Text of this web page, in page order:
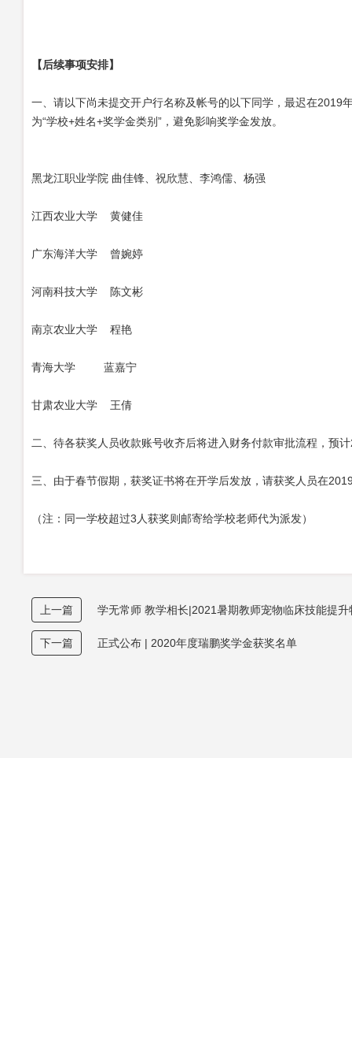
【后续事项安排】
一、请以下尚未提交开户行名称及帐号的以下同学，最迟在
为“学校+姓名+奖学金类别”，避免影响奖学金发放。
黑龙江职业学院 曲佳锋、祝欣慧、李鸿儒、杨强
江西农业大学 黄健佳
广东海洋大学 曾婉婷
河南科技大学 陈文彬
南京农业大学 程艳
青海大学 蓝嘉宁
甘肃农业大学 王倩
二、待各获奖人员收款账号收齐后将进入财务付款审批流程，预
三、由于春节假期，获奖证书将在开学后发放，请获奖人员在
（注：同一学校超过3人获奖则邮寄给学校老师代为派发）
上一篇 学无常师 教学相长|2021暑期教师宠物临床技能提
下一篇 正式公布 | 2020年度瑞鹏奖学金获奖名单